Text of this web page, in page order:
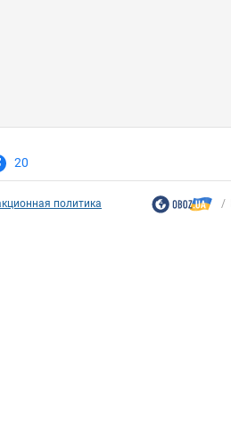
20
политика